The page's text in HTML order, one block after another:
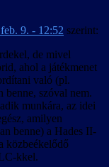
9. - 12:52 szerint:
de mivel
ahol a játékmenet
való (pl.
benne, szóval nem.
munkára, az idei
amilyen
benne) a Hades II-
közbeékelődő
kkel.